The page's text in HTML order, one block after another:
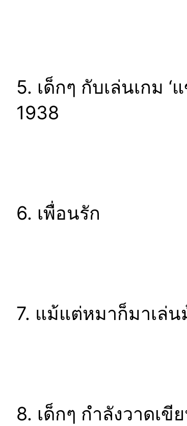
5. เด็กๆ กับเล่นเกม
1938
6. เพื่อนรัก
7. แม้แต่หมาก็มาเล่น
8. เด็กๆ กำลังวาดเ